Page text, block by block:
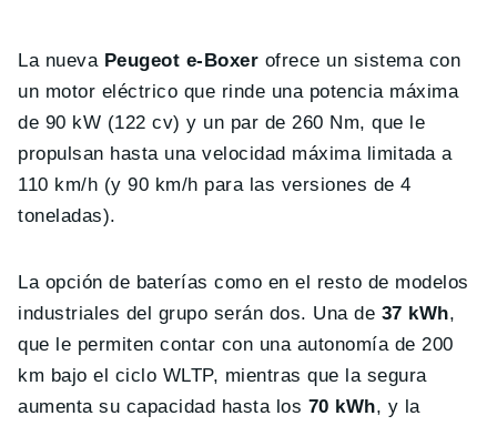
La nueva Peugeot e-Boxer ofrece un sistema con
un motor eléctrico que rinde una potencia máxima
de 90 kW (122 cv) y un par de 260 Nm, que le
propulsan hasta una velocidad máxima limitada a
110 km/h (y 90 km/h para las versiones de 4
toneladas).
La opción de baterías como en el resto de modelos
industriales del grupo serán dos. Una de 37 kWh,
que le permiten contar con una autonomía de 200
km bajo el ciclo WLTP, mientras que la segura
aumenta su capacidad hasta los 70 kWh, y la